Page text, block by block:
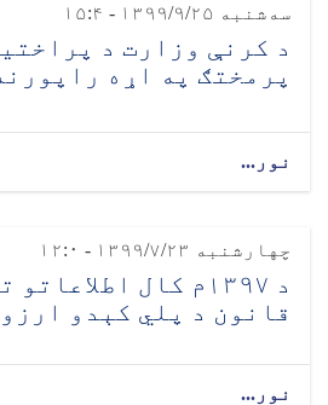
سه‌شنبه ۱۳۹۹/۹/۲۵ - ۱۵:۴
د کرنې وزارت د
پرمختګ په اړه
نور...
چهارشنبه ۱۳۹۹/۷/۲۳ - ۱۲:۰
د ۱۳۹۷م کال
قانون د پلي کېدو
نور...